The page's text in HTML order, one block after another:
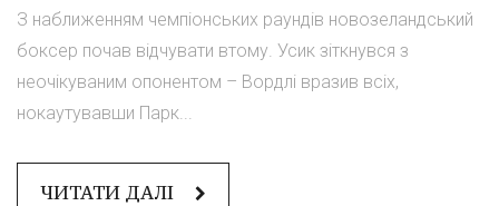
З наближенням чемпіонських раундів новозеландський
боксер почав відчувати втому. Усик зіткнувся з
неочікуваним опонентом – Вордлі вразив всіх,
нокаутувавши Парк...
ЧИТАТИ ДАЛІ